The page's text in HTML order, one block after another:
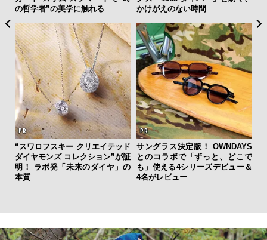
の哲学者”の美学に触れる
かけがえのない時間
“スワロフスキー クリエイテッド
ダイヤモンズ コレクション”が証
明！ ラボ発「未来のダイヤ」の
本質
サングラス決定版！ OWNDAYS
とのコラボで「ずっと、どこで
も」使える4シリーズデビュー＆
4名がレビュー
な